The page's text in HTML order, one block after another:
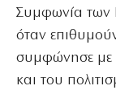
Συμφωνία των
όταν
συμφώνησε με
και του